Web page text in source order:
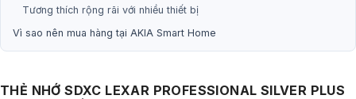
Tương thích rộng rãi với nhiều thiết bị
Vì sao nên mua hàng tại AKIA Smart Home
THẺ NHỚ SDXC LEXAR PROFESSIONAL SILVER PLUS